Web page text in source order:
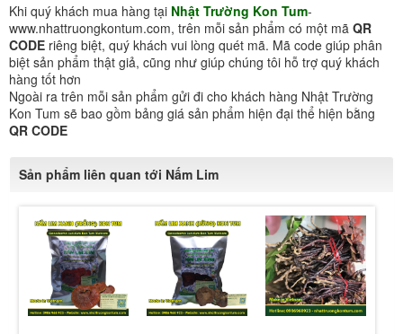
Khi quý khách mua hàng tại Nhật Trường Kon Tum-
www.nhattruongkontum.com, trên mỗi sản phẩm có một mã QR
CODE riêng biệt, quý khách vui lòng quét mã. Mã code giúp phân
biệt sản phẩm thật giả, cũng như giúp chúng tôi hỗ trợ quý khách
hàng tốt hơn
Ngoài ra trên mỗi sản phẩm gửi đi cho khách hàng Nhật Trường
Kon Tum sẽ bao gồm bảng giá sản phẩm hiện đại thể hiện bằng
QR CODE
Sản phẩm liên quan tới Nấm Lim